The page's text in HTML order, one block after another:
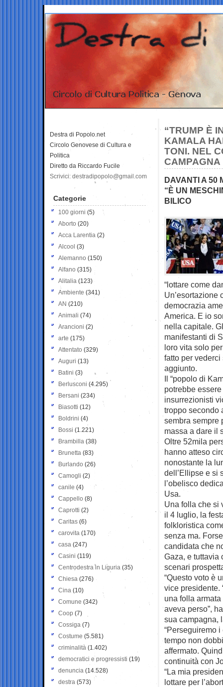
“TRUMP È
KAMALA
TONI. NEL
DAVANTI A 50
“È UN
BILICO
“lottare come
Un’esortazione
democrazia
America. E io
nella capitale.
manifestanti di
loro vita solo
fatto per
aggiunto.
Il “popolo di
potrebbe
insurrezionisti
troppo secondo
sembra sempre
massa a dare il
Oltre 52mila
hanno atteso
nonostante la
dell’Ellipse e si
l’obelisco
Usa.
Una folla che si
il 4 luglio, la
folkloristica
senza ma.
candidata che
Gaza, e tuttavia
scenari
“Questo voto è
vice presidente.
una folla
aveva perso”,
sua campagna,
“Perseguiremo
tempo non
affermato.
continuità con
“La mia
lottare per
Destra di Popolo.net
Circolo Genovese di Cultura e
Politica
Diretto da Riccardo Fucile
Scrivici: destradipopolo@gmail.com
Categorie
100 giorni (5)
Aborto (20)
Acca Larentia (2)
Alcool (3)
Alemanno (150)
Alfano (315)
Alitalia (123)
Ambiente (341)
AN (210)
Animali (74)
Arancioni (2)
arte (175)
Attentato (329)
Auguri (13)
Batini (3)
Berlusconi (4.295)
Bersani (234)
Biasotti (12)
Boldrini (4)
Bossi (1.221)
Brambilla (38)
Brunetta (83)
Burlando (26)
Camogli (2)
canile (4)
Cappello (8)
Caprotti (2)
Caritas (6)
carovita (170)
casa (247)
Casini (119)
Centrodestra in Liguria (35)
Chiesa (276)
Cina (10)
Comune (342)
Coop (7)
Cossiga (7)
Costume (5.581)
criminalità (1.402)
democratici e progressisti (19)
denuncia (14.528)
destra (573)